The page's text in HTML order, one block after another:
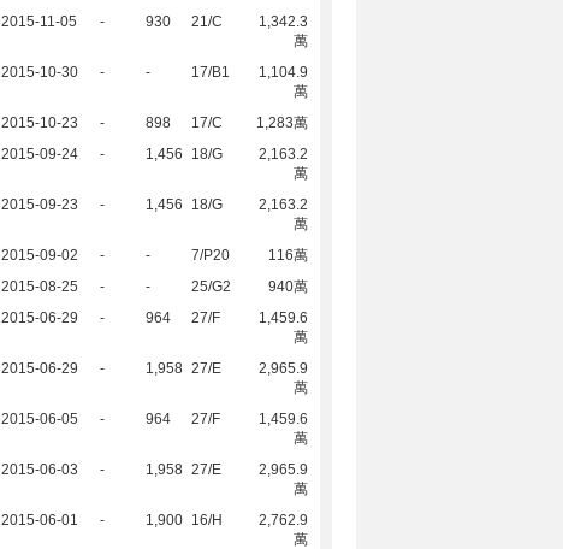
2015-11-05
- 930 21/C
1,342.3
萬
2015-10-30
- - 17/B1
1,104.9
萬
2015-10-23
- 898 17/C
1,283萬
2015-09-24
- 1,456 18/G
2,163.2
萬
2015-09-23
- 1,456 18/G
2,163.2
萬
2015-09-02
- - 7/P20
116萬
2015-08-25
- - 25/G2
940萬
2015-06-29
- 964 27/F
1,459.6
萬
2015-06-29
- 1,958 27/E
2,965.9
萬
2015-06-05
- 964 27/F
1,459.6
萬
2015-06-03
- 1,958 27/E
2,965.9
萬
2015-06-01
- 1,900 16/H
2,762.9
萬